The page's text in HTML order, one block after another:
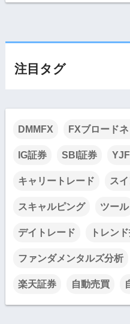
注目タグ
DMMFX FXブロードネ
IG証券 SBI証券
キャリートレード ス
スキャルピング ツール
デイトレード トレン
ファンダメンタルズ分析
楽天証券 自動売買